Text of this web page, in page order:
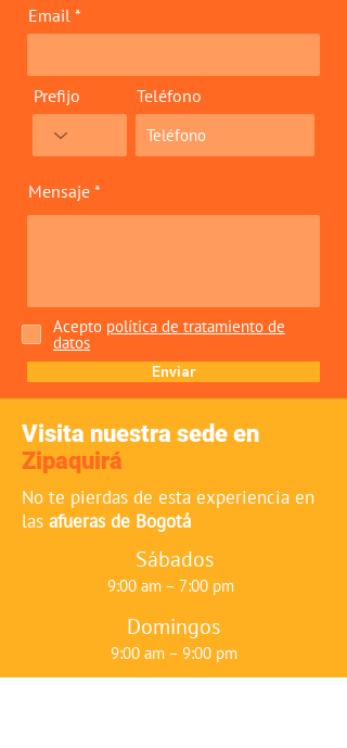
Email
Prefijo Teléfono
Mensaje
Acepto política de tratamiento de
datos
Enviar
Visita nuestra sede en
Zipaquirá
No te pierdas de esta experiencia en
las afueras de Bogotá
Sábados
9:00 am – 7:00 pm
Domingos
9:00 am – 9:00 pm